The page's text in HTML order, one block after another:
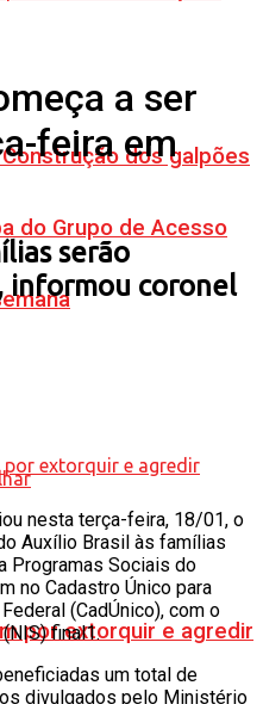
dos galpões
do Grupo de Acesso
por extorquir e agredir
a ser
feira em
serão
informou coronel
nesta terça-feira, 18/01, o
Auxílio Brasil às famílias
Programas Sociais do
no Cadastro Único para
(CadÚnico), com o
final1.
um total de
divulgados pelo Ministério